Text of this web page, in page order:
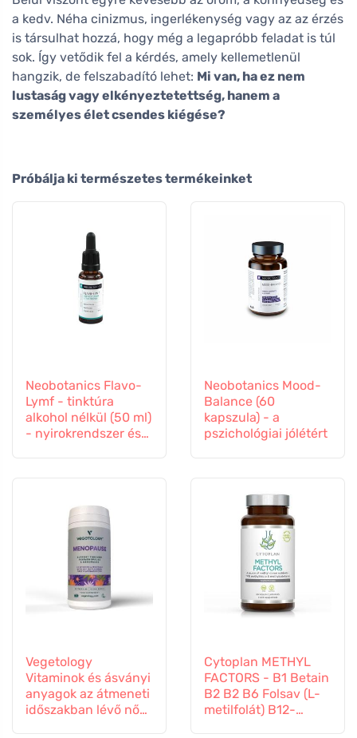
a kedv. Néha cinizmus, ingerlékenység vagy az az érzés
is társulhat hozzá, hogy még a legapróbb feladat is túl
sok. Így vetődik fel a kérdés, amely kellemetlenül
hangzik, de felszabadító lehet: Mi van, ha ez nem
lustaság vagy elkényeztetettség, hanem a
személyes élet csendes kiégése?
Próbálja ki természetes termékeinket
Neobotanics Flavo-
Lymf - tinktúra
alkohol nélkül (50 ml)
- nyirokrendszer és
Neobotanics Mood-
Balance (60
kapszula) - a
pszichológiai jólétért
Vegetology
Vitaminok és ásványi
anyagok az átmeneti
időszakban lévő nők
Cytoplan METHYL
FACTORS - B1 Betain
B2 B2 B6 Folsav (L-
metilfolát) B12-